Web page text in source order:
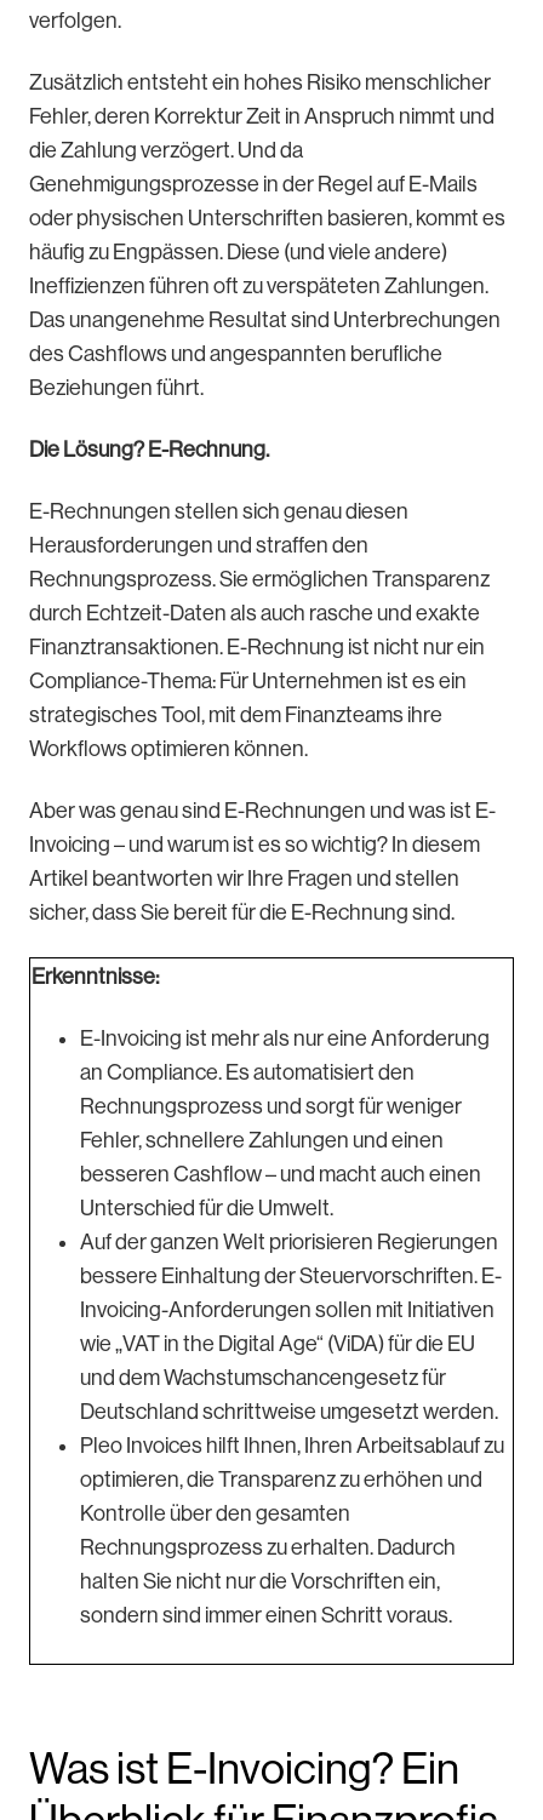
verfolgen.
Zusätzlich entsteht ein hohes Risiko menschlicher
Fehler, deren Korrektur Zeit in Anspruch nimmt und
die Zahlung verzögert. Und da
Genehmigungsprozesse in der Regel auf E-Mails
oder physischen Unterschriften basieren, kommt es
häufig zu Engpässen. Diese (und viele andere)
Ineffizienzen führen oft zu verspäteten Zahlungen.
Das unangenehme Resultat sind Unterbrechungen
des Cashflows und angespannten berufliche
Beziehungen führt.
Die Lösung? E-Rechnung.
E-Rechnungen stellen sich genau diesen
Herausforderungen und straffen den
Rechnungsprozess. Sie ermöglichen Transparenz
durch Echtzeit-Daten als auch rasche und exakte
Finanztransaktionen. E-Rechnung ist nicht nur ein
Compliance-Thema: Für Unternehmen ist es ein
strategisches Tool, mit dem Finanzteams ihre
Workflows optimieren können.
Aber was genau sind E-Rechnungen und was ist E-
Invoicing – und warum ist es so wichtig? In diesem
Artikel beantworten wir Ihre Fragen und stellen
sicher, dass Sie bereit für die E-Rechnung sind.
Erkenntnisse:
E-Invoicing ist mehr als nur eine Anforderung
an Compliance. Es automatisiert den
Rechnungsprozess und sorgt für weniger
Fehler, schnellere Zahlungen und einen
besseren Cashflow – und macht auch einen
Unterschied für die Umwelt.
Auf der ganzen Welt priorisieren Regierungen
bessere Einhaltung der Steuervorschriften. E-
Invoicing-Anforderungen sollen mit Initiativen
wie „VAT in the Digital Age“ (ViDA) für die EU
und dem Wachstumschancengesetz für
Deutschland schrittweise umgesetzt werden.
Pleo Invoices hilft Ihnen, Ihren Arbeitsablauf zu
optimieren, die Transparenz zu erhöhen und
Kontrolle über den gesamten
Rechnungsprozess zu erhalten. Dadurch
halten Sie nicht nur die Vorschriften ein,
sondern sind immer einen Schritt voraus.
Was ist E-Invoicing? Ein